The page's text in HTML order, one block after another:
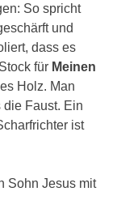
So spricht
und
dass es
für Meinen
Holz. Man
die Faust. Ein
ist
Sohn Jesus mit